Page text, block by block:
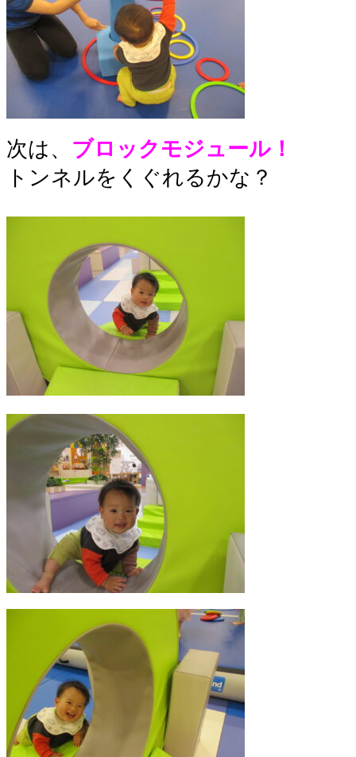
次は、 ブロックモジュール！
トンネルをくぐれるかな？